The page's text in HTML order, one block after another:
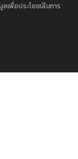
เพื่อประโยชน์ในการ